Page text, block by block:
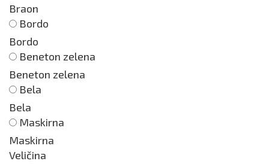
Braon
Bordo
Bordo
Beneton zelena
Beneton zelena
Bela
Bela
Maskirna
Maskirna
Veličina